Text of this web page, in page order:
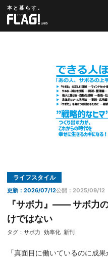
本と暮らす。
ライフスタイル
更新：2026/07/12公開：2025/09/12
『サボ力』—— サボ力
けではない
タグ： サボ力 効率化 新刊
「真面目に働いているのに成